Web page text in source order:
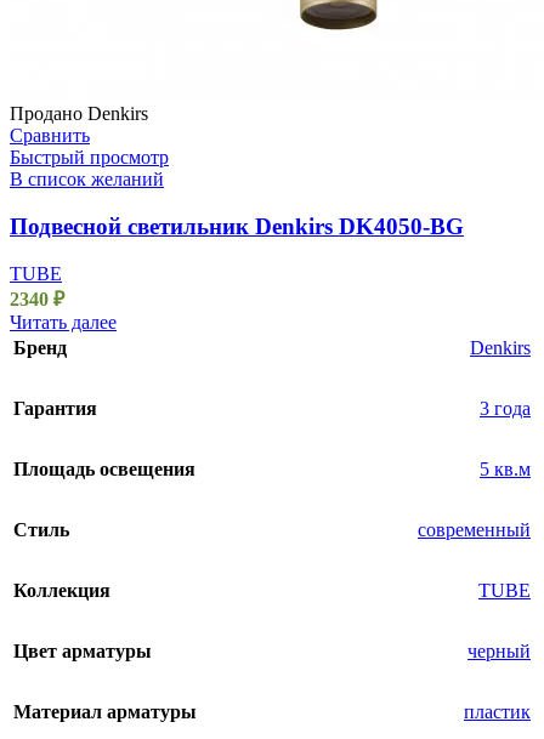
Продано Denkirs
Сравнить
Быстрый просмотр
В список желаний
Подвесной светильник Denkirs DK4050-BG
TUBE
2340 ₽
Читать далее
Бренд
Denkirs
Гарантия 3 года
Площадь освещения 5 кв.м
Стиль современный
Коллекция TUBE
Цвет арматуры черный
Материал арматуры пластик